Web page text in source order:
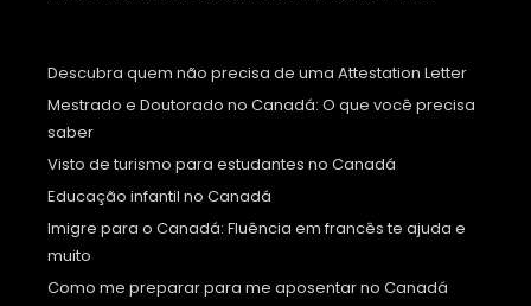
Descubra quem não precisa de uma Attestation Letter
Mestrado e Doutorado no Canadá: O que você precisa
saber
Visto de turismo para estudantes no Canadá
Educação infantil no Canadá
Imigre para o Canadá: Fluência em francês te ajuda e
muito
Como me preparar para me aposentar no Canadá